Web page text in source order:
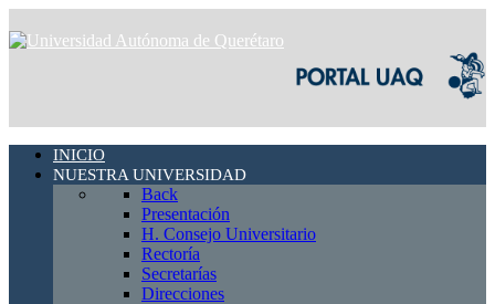
INICIO
NUESTRA UNIVERSIDAD
Back
Presentación
H. Consejo Universitario
Rectoría
Secretarías
Direcciones